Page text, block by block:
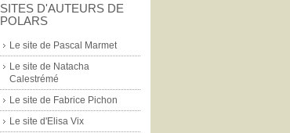
SITES D'AUTEURS DE
POLARS
Le site de Pascal Marmet
Le site de Natacha
Calestrémé
Le site de Fabrice Pichon
Le site d'Elisa Vix